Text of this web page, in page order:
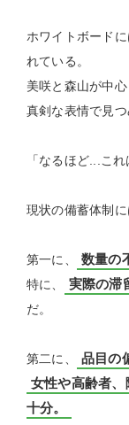
ホワイトボード
れている。
美咲と森山が中
真剣な表情で見つ
「なるほど...こ
現状の備蓄体制
第一に、 数量の
特に、 実際の滞
だ。
第二に、
品目の
女性や高齢者
十分。